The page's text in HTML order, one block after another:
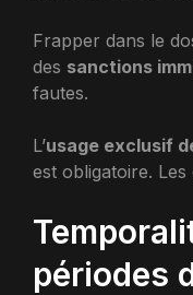
Frapper dans le
des sanctions
fautes.
L’usage exclusif
est obligatoire.
périodes